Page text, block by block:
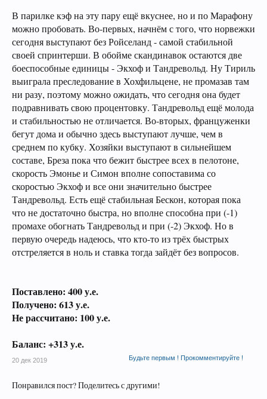
В парилке кэф на эту пару ещё вкуснее, но и по Марафону
можно пробовать. Во-первых, начнём с того, что норвежки
сегодня выступают без Ройселанд - самой стабильной
своей спринтерши. В обойме скандинавок остаются две
боеспособные единицы - Экхоф и Тандревольд. Ну Тириль
выиграла преследование в Хохфильцене, не промазав там
ни разу, поэтому можно ожидать, что сегодня она будет
подравнивать свою процентовку. Тандревольд ещё молода
и стабильностью не отличается. Во-вторых, француженки
бегут дома и обычно здесь выступают лучше, чем в
среднем по кубку. Хозяйки выступают в сильнейшем
составе, Бреза пока что бежит быстрее всех в пелотоне,
скорость Эмонье и Симон вполне сопоставима со
скоростью Экхоф и все они значительно быстрее
Тандревольд. Есть ещё стабильная Бескон, которая пока
что не достаточно быстра, но вполне способна при (-1)
промахе обогнать Тандревольд и при (-2) Экхоф. Но в
первую очередь надеюсь, что кто-то из трёх быстрых
отстреляется в ноль и ставка тогда зайдёт без вопросов.
Поставлено: 400 у.е.
Получено: 613 у.е.
Не рассчитано: 100 у.е.
Баланс: +313 у.е.
Будьте первым ! Прокомментируйте !
20 дек 2019
Понравился пост? Поделитесь с другими!